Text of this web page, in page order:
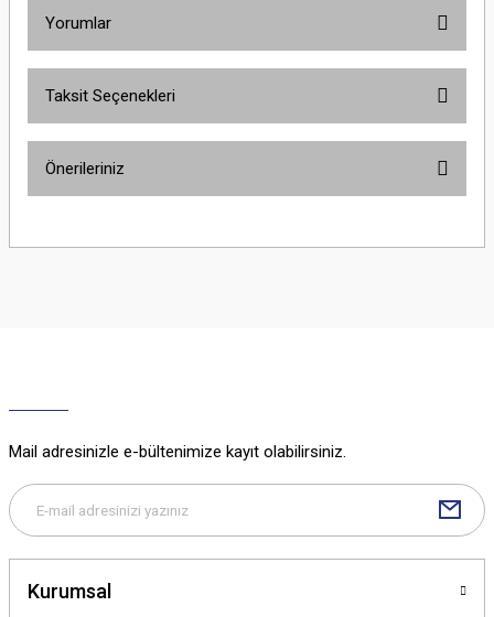
Yorumlar
Taksit Seçenekleri
Önerileriniz
yetersiz gördüğünüz noktaları öneri formunu kullanarak tarafımıza
Bu ürüne benzer farklı alternatifler olmalı.
Mail adresinizle e-bültenimize kayıt olabilirsiniz.
Kurumsal